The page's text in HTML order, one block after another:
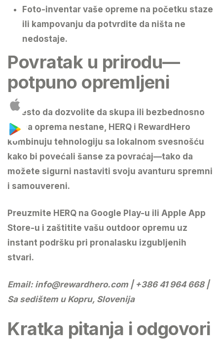
Foto-inventar vaše opreme na početku staze
ili kampovanju da potvrdite da ništa ne
nedostaje.
Povratak u prirodu—
potpuno opremljeni
Umesto da dozvolite da skupa ili bezbednosno
važna oprema nestane, HERQ i RewardHero
kombinuju tehnologiju sa lokalnom svesnošću
kako bi povećali šanse za povraćaj—tako da
možete sigurni nastaviti svoju avanturu spremni
i samouvereni.
Preuzmite HERQ na Google Play-u ili Apple App
Store-u i zaštitite vašu outdoor opremu uz
instant podršku pri pronalasku izgubljenih
stvari.
Email: info@rewardhero.com | +386 41 964 668 |
Sa sedištem u Kopru, Slovenija
Kratka pitanja i odgovori